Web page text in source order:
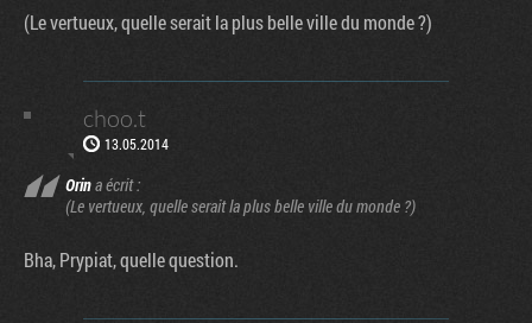
(Le vertueux, quelle serait la plus belle ville du monde ?)
choo.t
13.05.2014
Orina écrit :
(Le vertueux, quelle serait la plus belle ville du monde ?)
Bha, Prypiat, quelle question.